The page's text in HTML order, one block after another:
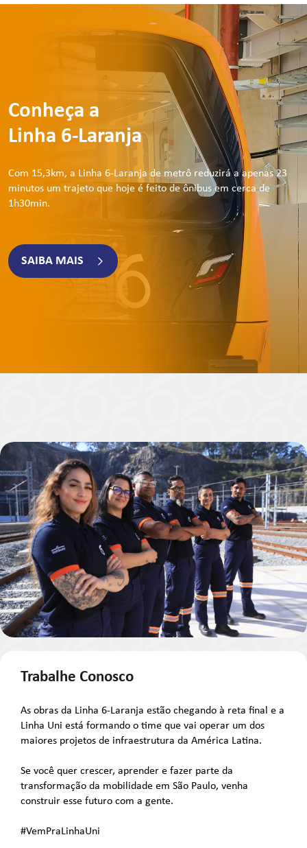
Conheça a
Linha 6-Laranja
Com 15,3km, a Linha 6-Laranja de metrô reduzirá a apenas 23
minutos um trajeto que hoje é feito de ônibus em cerca de
1h30min.
SAIBA MAIS
Trabalhe Conosco
As obras da Linha 6-Laranja estão chegando à reta final e a
Linha Uni está formando o time que vai operar um dos
maiores projetos de infraestrutura da América Latina.
Se você quer crescer, aprender e fazer parte da
transformação da mobilidade em São Paulo, venha
construir esse futuro com a gente.
#VemPraLinhaUni